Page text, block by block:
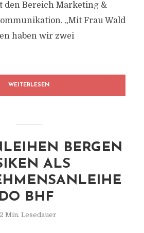
den Bereich Marketing &
„Mit Frau Wald
haben wir zwei
WEITERLESEN
BERGEN
ALS
BHF
2 Min. Lesedauer